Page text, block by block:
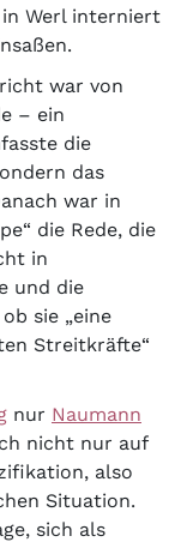
Werl interniert
war von
– ein
die
das
war in
die Rede, die
in
und die
sie „eine
Streitkräfte“
nur Naumann
nicht nur auf
also
Situation.
sich als